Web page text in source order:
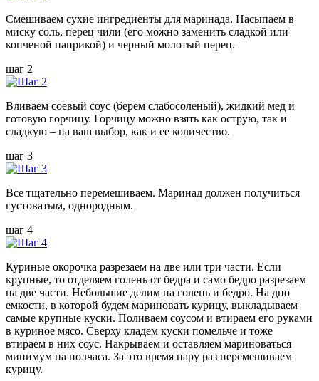
Смешиваем сухие ингредиенты для маринада. Насыпаем в
миску соль, перец чили (его можно заменить сладкой или
копченой паприкой) и черный молотый перец.
шаг 2
Вливаем соевый соус (берем слабосоленый), жидкий мед и
готовую горчицу. Горчицу можно взять как острую, так и
сладкую – на ваш выбор, как и ее количество.
шаг 3
Все тщательно перемешиваем. Маринад должен получиться
густоватым, однородным.
шаг 4
Куриные окорочка разрезаем на две или три части. Если
крупные, то отделяем голень от бедра и само бедро разрезаем
на две части. Небольшие делим на голень и бедро. На дно
емкости, в которой будем мариновать курицу, выкладываем
самые крупные куски. Поливаем соусом и втираем его руками
в куриное мясо. Сверху кладем куски помельче и тоже
втираем в них соус. Накрываем и оставляем мариноваться
минимум на полчаса. За это время пару раз перемешиваем
курицу.